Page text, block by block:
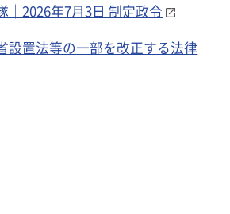
｜2026年7月3日 制定政令
設置法等の一部を改正する法律